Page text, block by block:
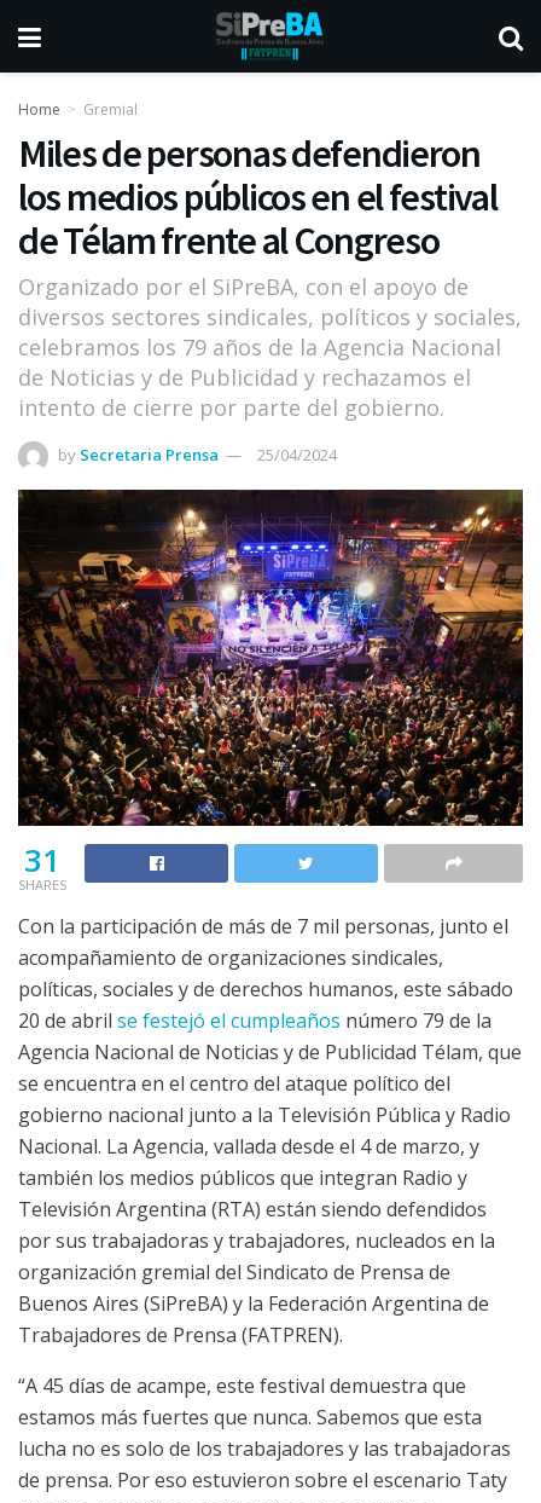
Home Gremial
Miles de personas defendieron
los medios públicos en el festival
de Télam frente al Congreso
Organizado por el SiPreBA, con el apoyo de
diversos sectores sindicales, políticos y sociales,
celebramos los 79 años de la Agencia Nacional
de Noticias y de Publicidad y rechazamos el
intento de cierre por parte del gobierno.
by Secretaria Prensa 25/04/2024
31
SHARES
Con la participación de más de 7 mil personas, junto el
acompañamiento de organizaciones sindicales,
políticas, sociales y de derechos humanos, este sábado
20 de abril se festejó el cumpleaños número 79 de la
Agencia Nacional de Noticias y de Publicidad Télam, que
se encuentra en el centro del ataque político del
gobierno nacional junto a la Televisión Pública y Radio
Nacional. La Agencia, vallada desde el 4 de marzo, y
también los medios públicos que integran Radio y
Televisión Argentina (RTA) están siendo defendidos
por sus trabajadoras y trabajadores, nucleados en la
organización gremial del Sindicato de Prensa de
Buenos Aires (SiPreBA) y la Federación Argentina de
Trabajadores de Prensa (FATPREN).
“A 45 días de acampe, este festival demuestra que
estamos más fuertes que nunca. Sabemos que esta
lucha no es solo de los trabajadores y las trabajadoras
de prensa. Por eso estuvieron sobre el escenario Taty